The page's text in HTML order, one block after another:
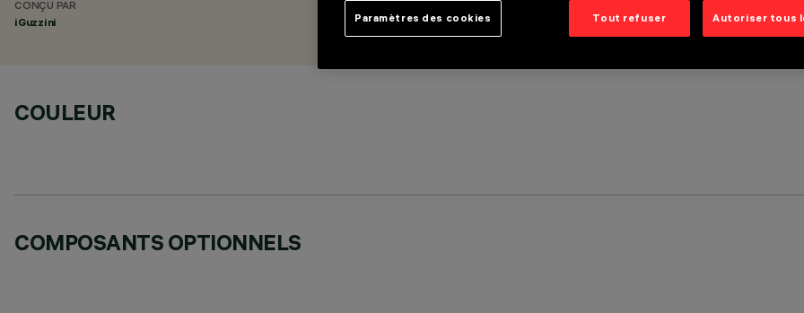
CONÇU PAR
iGuzzini
COULEUR
COMPOSANTS OPTIONNELS
Tout refuser Autoriser tous
Paramètres des cookies